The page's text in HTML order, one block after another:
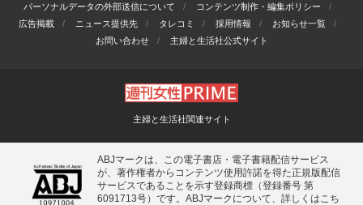
パーソナルデータの外部送信について
コンテンツ制作・編集ポリシー
広告掲載
ニュース提供先 タレコミ 採用情報
お知らせ一覧
お問い合わせ
主婦と生活社公式サイト
主婦と生活社関連サイト
ABJマークは、この電子書店・電子書籍配信サービス
が、著作権者からコンテンツ使用許諾を得た正規版配信
サービスであることを示す登録商標（登録番号 第
6091713号）です。ABJマークについて、詳しくはこち